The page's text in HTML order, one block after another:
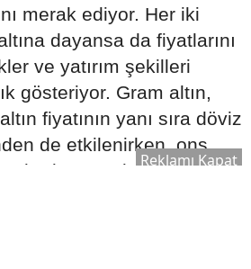
merak ediyor. Her iki
dayansa da fiyatlarını
ve yatırım şekilleri
gösteriyor. Gram altın,
fiyatının yanı sıra döviz
de etkilenirken, ons
ABD dolarıReklamı Kapat